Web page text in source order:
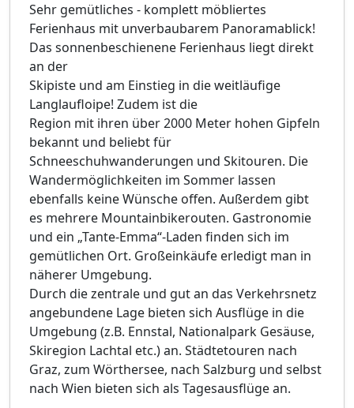
Sehr gemütliches - komplett möbliertes
Ferienhaus mit unverbaubarem Panoramablick!
Das sonnenbeschienene Ferienhaus liegt direkt
an der
Skipiste und am Einstieg in die weitläufige
Langlaufloipe! Zudem ist die
Region mit ihren über 2000 Meter hohen Gipfeln
bekannt und beliebt für
Schneeschuhwanderungen und Skitouren. Die
Wandermöglichkeiten im Sommer lassen
ebenfalls keine Wünsche offen. Außerdem gibt
es mehrere Mountainbikerouten. Gastronomie
und ein „Tante-Emma“-Laden finden sich im
gemütlichen Ort. Großeinkäufe erledigt man in
näherer Umgebung.
Durch die zentrale und gut an das Verkehrsnetz
angebundene Lage bieten sich Ausflüge in die
Umgebung (z.B. Ennstal, Nationalpark Gesäuse,
Skiregion Lachtal etc.) an. Städtetouren nach
Graz, zum Wörthersee, nach Salzburg und selbst
nach Wien bieten sich als Tagesausflüge an.